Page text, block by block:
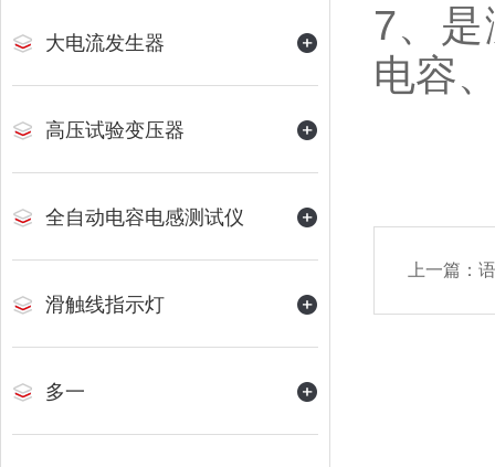
大电流发生器
高压试验变压器
全自动电容电感测试仪
滑触线指示灯
多一
7、
电容
上一篇：